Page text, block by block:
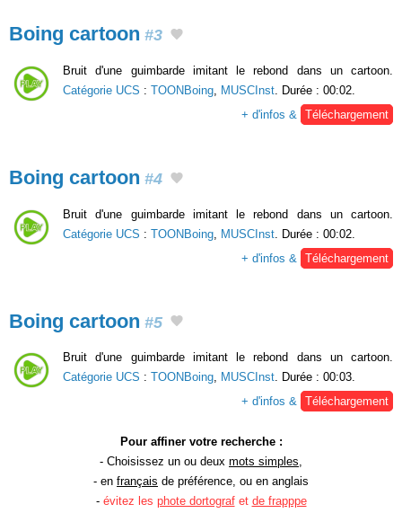
Boing cartoon #3
Bruit d'une guimbarde imitant le rebond dans un cartoon.
Catégorie UCS : TOONBoing MUSCInst . Durée : 00:02.
+ d'infos &
Téléchargement
Boing cartoon #4
Bruit d'une guimbarde imitant le rebond dans un cartoon.
Catégorie UCS : TOONBoing MUSCInst . Durée : 00:02.
+ d'infos &
Téléchargement
Boing cartoon #5
Bruit d'une guimbarde imitant le rebond dans un cartoon.
Catégorie UCS : TOONBoing, MUSCInst. Durée : 00:03.
+ d'infos & Téléchargement
Pour affiner votre recherche :
- Choisissez un ou deux mots simples,
- en français de préférence, ou en anglais
- évitez les phote dortografet de frapppe